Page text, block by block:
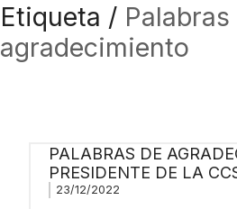
Etiqueta / Palabras
agradecimiento
PALABRAS DE
PRESIDENTE DE LA
23/12/2022